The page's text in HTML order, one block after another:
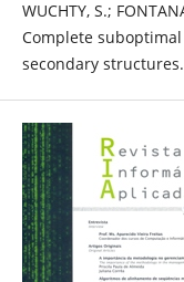
WUCHTY, S.;
Complete
secondary